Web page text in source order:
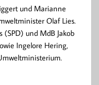
und Marianne
Olaf Lies.
(SPD) und MdB Jakob
Ingelore Hering,